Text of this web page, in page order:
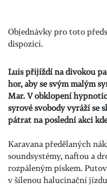
Objednávky pro toto
dispozici.
Luis přijíždí na divokou
hor, aby se svým malým
Mar. V obklopení
syrové svobody vyráží se
pátrat na poslední akci
Karavana předělaných
soundsystémy, naftou a
rozpáleným pískem.
v šílenou halucinační